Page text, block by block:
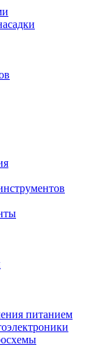
питанием